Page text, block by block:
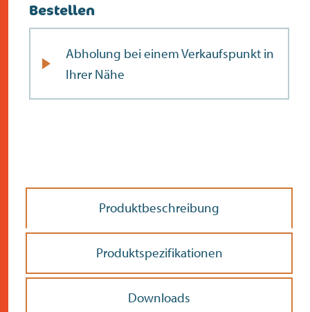
Bestellen
Abholung bei einem Verkaufspunkt in
Ihrer Nähe
Produktbeschreibung
Produktspezifikationen
Downloads